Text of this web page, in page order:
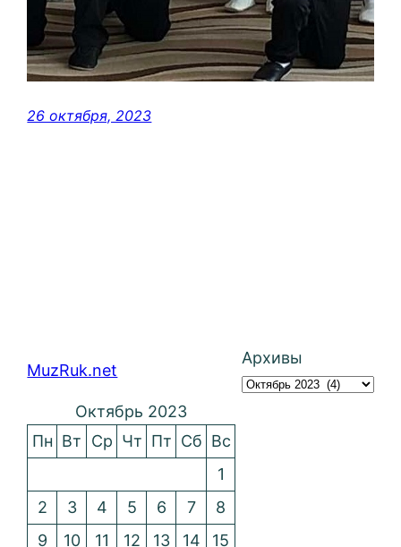
26 октября, 2023
MuzRuk.net
Архивы
Октябрь 2023
Пн Вт Ср Чт Пт Сб Вс
1
2
3 4 5 6 7
8
9
10 11 12 13 14 15